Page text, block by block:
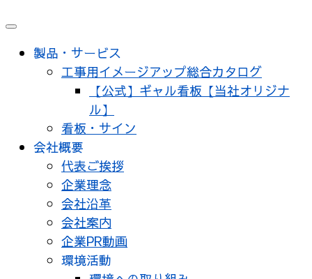
製品・サービス
工事用イメージアップ総合カタログ
【公式】ギャル看板【当社オリジナ
ル】
看板・サイン
会社概要
代表ご挨拶
企業理念
会社沿革
会社案内
企業PR動画
環境活動